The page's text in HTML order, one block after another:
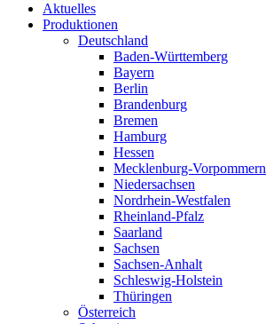
Aktuelles
Produktionen
Deutschland
Baden-Württemberg
Bayern
Berlin
Brandenburg
Bremen
Hamburg
Hessen
Mecklenburg-Vorpommern
Niedersachsen
Nordrhein-Westfalen
Rheinland-Pfalz
Saarland
Sachsen
Sachsen-Anhalt
Schleswig-Holstein
Thüringen
Österreich